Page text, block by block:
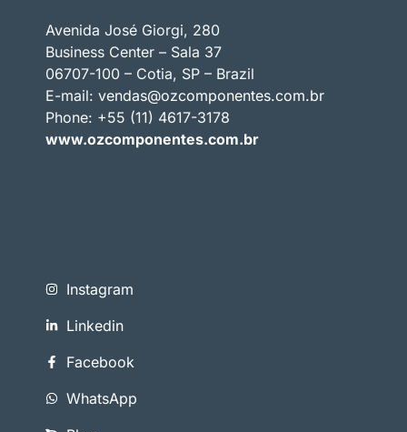
Avenida José Giorgi, 280
Business Center – Sala 37
06707-100 – Cotia, SP – Brazil
E-mail: vendas@ozcomponentes.com.br
Phone: +55 (11) 4617-3178
www.ozcomponentes.com.br
Instagram
Linkedin
Facebook
WhatsApp